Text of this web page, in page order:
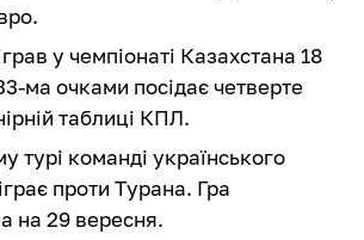
у чемпіонаті Казахстана 18
ма очками посідає четверте
таблиці КПЛ.
турі команді українського
проти Турана. Гра
на 29 вересня.